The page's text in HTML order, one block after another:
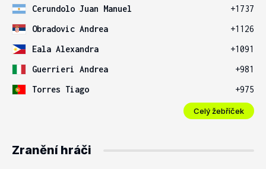
Cerundolo Juan Manuel
+1737
Obradovic Andrea
+1126
Eala Alexandra
+1091
Guerrieri Andrea
+981
Torres Tiago
+975
Celý žebříček
Zranění hráči